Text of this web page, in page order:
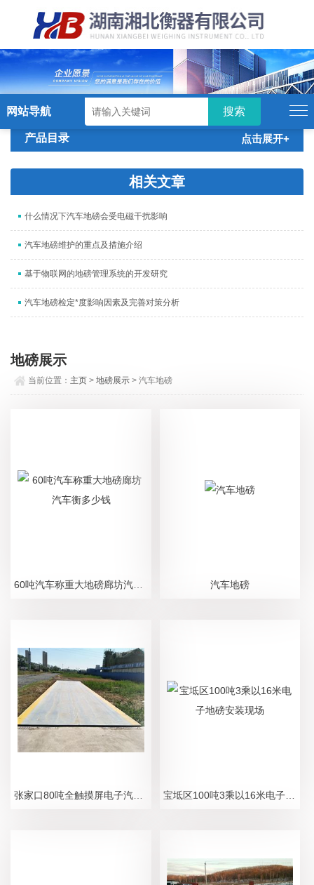
硬汉视频,硬汉视频app下载,硬汉视频ios
下载苹果版,硬汉视频app安卓破解版
网站导航
产品目录 点击展开+
相关文章
什么情况下汽车地磅会受电磁干扰影响
汽车地磅维护的重点及措施介绍
基于物联网的地磅管理系统的开发研究
汽车地磅检定*度影响因素及完善对策分析
地磅展示
当前位置： 主页 >地磅展示 > 汽车地磅
汽车地磅